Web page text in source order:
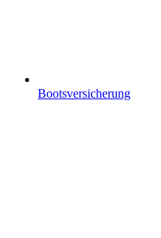
Bootsversicherung